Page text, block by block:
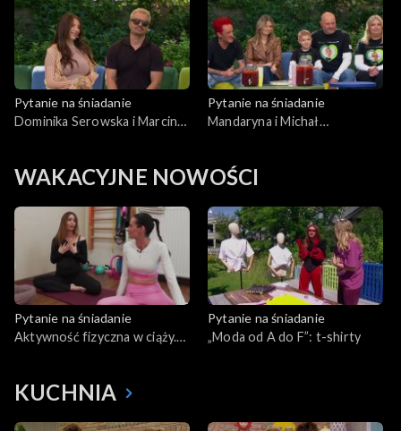
Pytanie na śniadanie
Dominika Serowska i Marcin
Pytanie na śniadanie
Mandaryna i Michał
WAKACYJNE NOWOŚCI
Pytanie na śniadanie
Aktywność fizyczna w ciąży.
Pytanie na śniadanie
„Moda od A do F”: t-shirty
KUCHNIA